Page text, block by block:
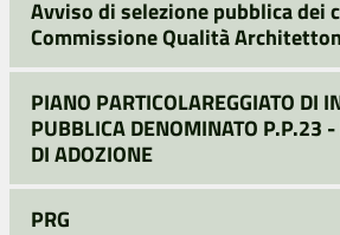
Avviso di selezione pubblica dei
Commissione Qualità
PIANO PARTICOLAREGGIATO DI
PUBBLICA DENOMINATO P.P.23 -
DI ADOZIONE
PRG